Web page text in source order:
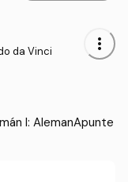
da Vinci more_vert
I: AlemanApunte